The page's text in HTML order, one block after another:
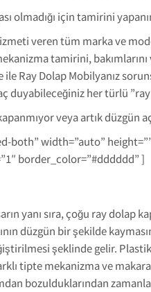
olmadığı için tamirini
veren tüm marka ve
tamirini,
Ray Dolap Mobilyanız
duyabileceğiniz her türlü
veya artık düzgün
both” width=”auto”
border_color=”#dddddd” ]
yanı sıra, çoğu ray dolap
düzgün bir şekilde
şeklinde gelir.
tipte mekanizma ve makara
bozulduklarından zamanla